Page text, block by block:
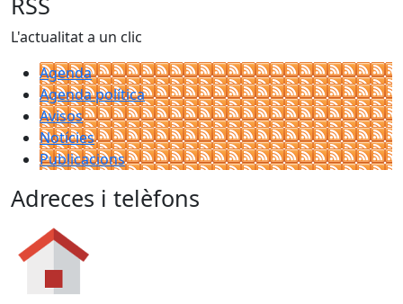
L'actualitat a un clic
Agenda
Agenda política
Avisos
Notícies
Publicacions
Adreces i telèfons